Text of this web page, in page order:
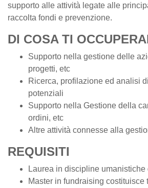
supporto alle attività legate alle
raccolta fondi e prevenzione.
DI COSA TI
Supporto nella gestione delle
progetti, etc
Ricerca, profilazione ed analisi
potenziali
Supporto nella Gestione della
ordini, etc
Altre attività connesse alla
REQUISITI
Laurea in discipline
Master in fundraising costituisce